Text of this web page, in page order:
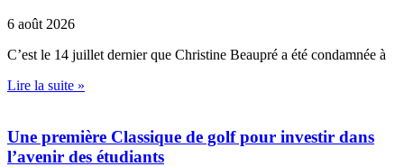
6 août 2026
C’est le 14 juillet dernier que Christine Beaupré a été condamnée à
Lire la suite »
Une première Classique de golf pour investir dans
l’avenir des étudiants